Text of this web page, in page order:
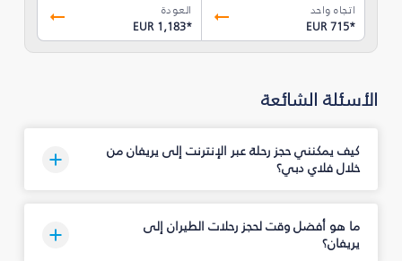
اتجاه واحد
EUR 715*
العودة
EUR 1,183*
الأسئلة الشائعة
كيف يمكنني حجز رحلة عبر الإنترنت إلى يريفان من
خلال فلاي دبي؟
ما هو أفضل وقت لحجز رحلات الطيران إلى
يريفان؟